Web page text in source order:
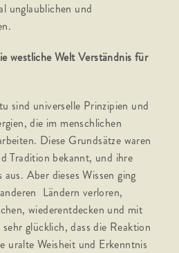
unglaublichen und
westliche Welt Verständnis für
sind universelle Prinzipien und
die im menschlichen
Diese Grundsätze waren
Tradition bekannt, und ihre
Aber dieses Wissen ging
Ländern verloren,
wiederentdecken und mit
glücklich, dass die Reaktion
uralte Weisheit und Erkenntnis